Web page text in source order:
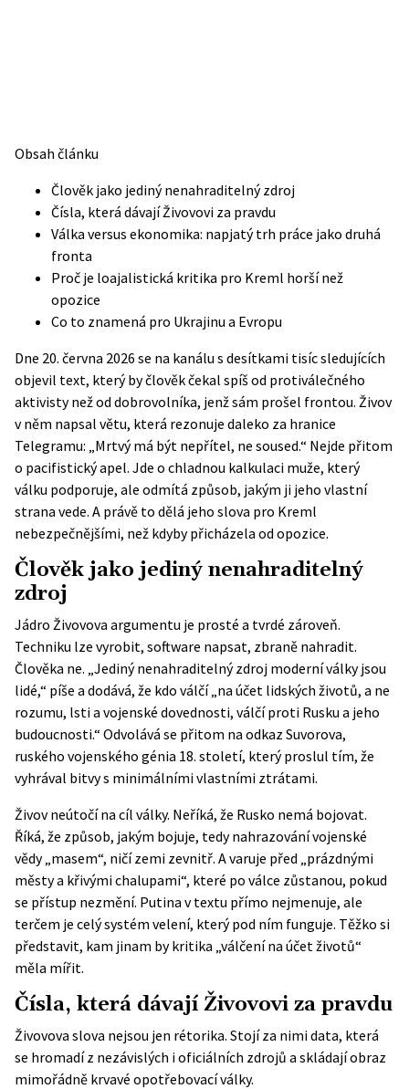
Obsah článku
Člověk jako jediný nenahraditelný zdroj
Čísla, která dávají Živovovi za pravdu
Válka versus ekonomika: napjatý trh práce jako druhá
fronta
Proč je loajalistická kritika pro Kreml horší než
opozice
Co to znamená pro Ukrajinu a Evropu
Dne 20. června 2026 se na kanálu s desítkami tisíc sledujících
objevil text, který by člověk čekal spíš od protiválečného
aktivisty než od dobrovolníka, jenž sám prošel frontou. Živov
v něm napsal větu, která rezonuje daleko za hranice
Telegramu: „Mrtvý má být nepřítel, ne soused.“ Nejde přitom
o pacifistický apel. Jde o chladnou kalkulaci muže, který
válku podporuje, ale odmítá způsob, jakým ji jeho vlastní
strana vede. A právě to dělá jeho slova pro Kreml
nebezpečnějšími, než kdyby přicházela od opozice.
Člověk jako jediný nenahraditelný
zdroj
Jádro Živovova argumentu je prosté a tvrdé zároveň.
Techniku lze vyrobit, software napsat, zbraně nahradit.
Člověka ne. „Jediný nenahraditelný zdroj moderní války jsou
lidé,“ píše a dodává, že kdo válčí „na účet lidských životů, a ne
rozumu, lsti a vojenské dovednosti, válčí proti Rusku a jeho
budoucnosti.“ Odvolává se přitom na odkaz Suvorova,
ruského vojenského génia 18. století, který proslul tím, že
vyhrával bitvy s minimálními vlastními ztrátami.
Živov neútočí na cíl války. Neříká, že Rusko nemá bojovat.
Říká, že způsob, jakým bojuje, tedy nahrazování vojenské
vědy „masem“, ničí zemi zevnitř. A varuje před „prázdnými
městy a křivými chalupami“, které po válce zůstanou, pokud
se přístup nezmění. Putina v textu přímo nejmenuje, ale
terčem je celý systém velení, který pod ním funguje. Těžko si
představit, kam jinam by kritika „válčení na účet životů“
měla mířit.
Čísla, která dávají Živovovi za pravdu
Živovova slova nejsou jen rétorika. Stojí za nimi data, která
se hromadí z nezávislých i oficiálních zdrojů a skládají obraz
mimořádně krvavé opotřebovací války.